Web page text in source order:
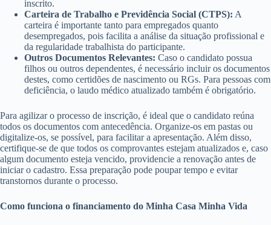
inscrito.
Carteira de Trabalho e Previdência Social (CTPS): A
carteira é importante tanto para empregados quanto
desempregados, pois facilita a análise da situação profissional e
da regularidade trabalhista do participante.
Outros Documentos Relevantes: Caso o candidato possua
filhos ou outros dependentes, é necessário incluir os documentos
destes, como certidões de nascimento ou RGs. Para pessoas com
deficiência, o laudo médico atualizado também é obrigatório.
Para agilizar o processo de inscrição, é ideal que o candidato reúna
todos os documentos com antecedência. Organize-os em pastas ou
digitalize-os, se possível, para facilitar a apresentação. Além disso,
certifique-se de que todos os comprovantes estejam atualizados e, caso
algum documento esteja vencido, providencie a renovação antes de
iniciar o cadastro. Essa preparação pode poupar tempo e evitar
transtornos durante o processo.
Como funciona o financiamento do Minha Casa Minha Vida